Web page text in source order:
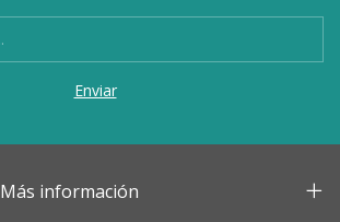
Más información